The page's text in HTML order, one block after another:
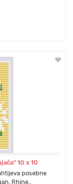
10 х 10
posebne
Rhine..